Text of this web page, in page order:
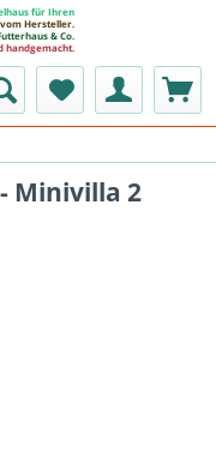
für Ihren
Hersteller.
& Co.
handgemacht.
Minivilla 2